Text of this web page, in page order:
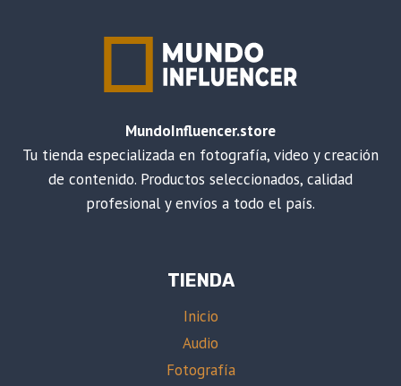
MundoInfluencer.store
Tu tienda especializada en fotografía, video y creación
de contenido. Productos seleccionados, calidad
profesional y envíos a todo el país.
TIENDA
Inicio
Audio
Fotografía